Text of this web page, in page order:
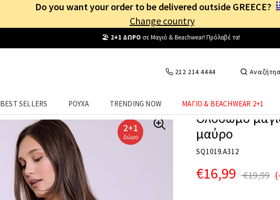
Do you want your order to be delivered outside GREECE?
Change country
Δωρεάν Μεταφορικά από25€! Συνδέσου κι επωφελήσου
212 214 4444
BEST SELLERS ΡΟΥΧΑ TRENDING NOW ΜΑΓΙΟ & BEACHWEAR 2+1
Ολόσωμο
μαύρο
SQ1019.A312
€16,99 €19,99